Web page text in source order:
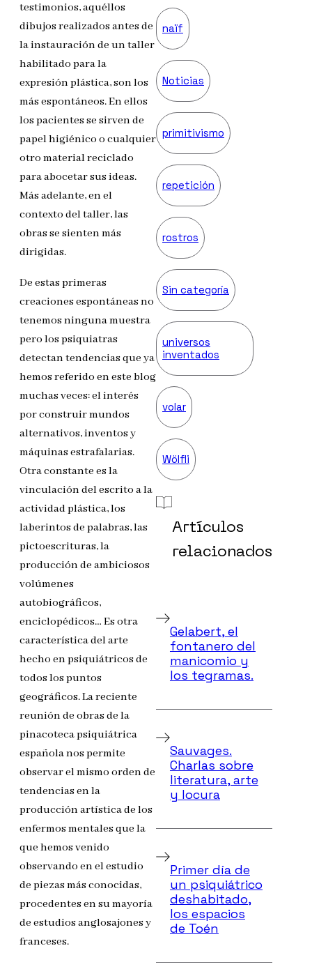
testimonios, aquéllos
dibujos realizados antes de
la instauración de un taller
habilitado para la
expresión plástica, son los
más espontáneos. En ellos
los pacientes se sirven de
papel higiénico o cualquier
otro material reciclado
para abocetar sus ideas.
Más adelante, en el
contexto del taller, las
obras se sienten más
dirigidas.
De estas primeras
creaciones espontáneas no
tenemos ninguna muestra
pero los psiquiatras
detectan tendencias que ya
hemos referido en este blog
muchas veces: el interés
por construir mundos
alternativos, inventos y
máquinas estrafalarias.
Otra constante es la
vinculación del escrito a la
actividad plástica, los
laberintos de palabras, las
pictoescrituras, la
producción de ambiciosos
volúmenes
autobiográficos,
enciclopédicos… Es otra
característica del arte
hecho en psiquiátricos de
todos los puntos
geográficos. La reciente
reunión de obras de la
pinacoteca psiquiátrica
española nos permite
observar el mismo orden de
tendencias en la
producción artística de los
enfermos mentales que la
que hemos venido
observando en el estudio
de piezas más conocidas,
procedentes en su mayoría
de estudios anglosajones y
franceses.
naïf
Noticias
primitivismo
repetición
rostros
Sin categoría
universos
inventados
volar
Wölfli
Artículos
relacionados
Gelabert, el
fontanero del
manicomio y
los tegramas.
Sauvages.
Charlas sobre
literatura, arte
y locura
Primer día de
un psiquiátrico
deshabitado,
los espacios
de Toén